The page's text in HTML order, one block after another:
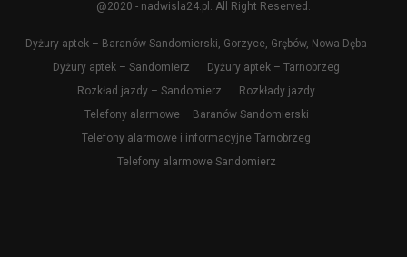
@2020 - nadwisla24.pl. All Right Reserved.
Dyżury aptek – Baranów Sandomierski, Gorzyce, Grębów, Nowa Dęba
Dyżury aptek – Sandomierz
Dyżury aptek – Tarnobrzeg
Rozkład jazdy – Sandomierz
Rozkłady jazdy
Telefony alarmowe – Baranów Sandomierski
Telefony alarmowe i informacyjne Tarnobrzeg
Telefony alarmowe Sandomierz